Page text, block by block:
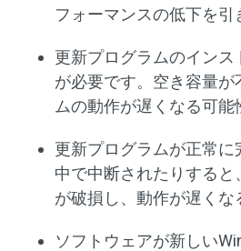
フォーマンスの低下を引
更新プログラムのイン
が必要です。空き容量
ムの動作が遅くなる可能
更新プログラムが正常
中で中断されたりする
が破損し、動作が遅くな
ソフトウェアが新しい